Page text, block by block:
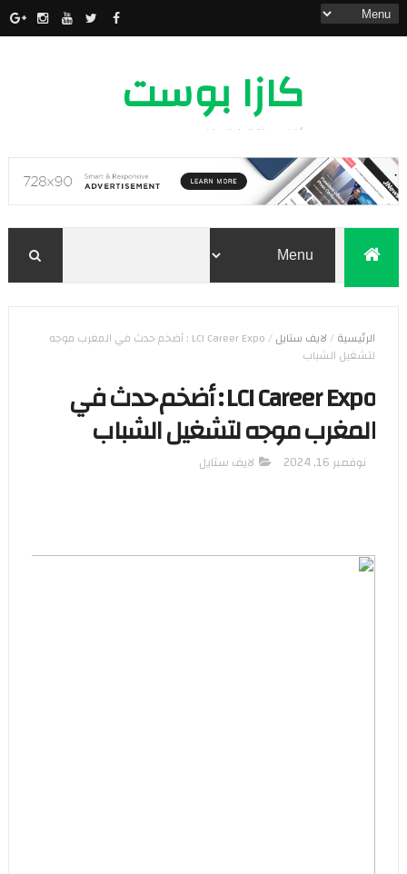
كازا بوست
أخبار مدينة الدار البيضاء
الرئيسية/لايف ستايل/
LCI Career Expo : أضخم حدث في المغرب موجه
لتشغيل الشباب
LCI Career Expo : أضخم حدث في
المغرب موجه لتشغيل الشباب
نوفمبر 16, 2024 لايف ستايل